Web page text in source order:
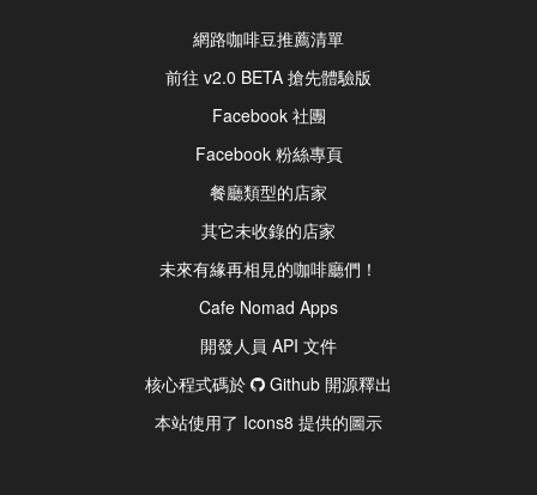
網路咖啡豆推薦清單
前往 v2.0 BETA 搶先體驗版
Facebook 社團
Facebook 粉絲專頁
餐廳類型的店家
其它未收錄的店家
未來有緣再相見的咖啡廳們！
Cafe Nomad Apps
開發人員 API 文件
核心程式碼於
Github 開源釋出
本站使用了 Icons8 提供的圖示